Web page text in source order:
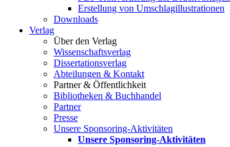
Erstellung von Umschlagillustrationen
Downloads
Verlag
Über den Verlag
Wissenschaftsverlag
Dissertationsverlag
Abteilungen & Kontakt
Partner & Öffentlichkeit
Bibliotheken & Buchhandel
Partner
Presse
Unsere Sponsoring-Aktivitäten
Unsere Sponsoring-Aktivitäten